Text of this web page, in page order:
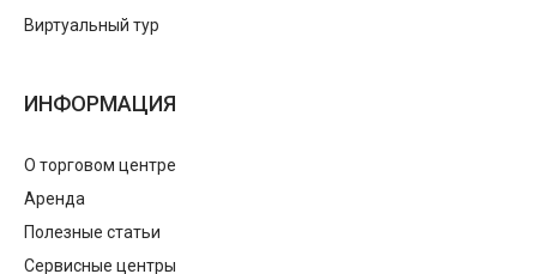
Виртуальный тур
ИНФОРМАЦИЯ
О торговом центре
Аренда
Полезные статьи
Сервисные центры